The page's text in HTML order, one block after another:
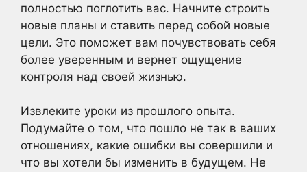
полностью поглотить вас. Начните строить
новые планы и ставить перед собой новые
цели. Это поможет вам почувствовать себя
более уверенным и вернет ощущение
контроля над своей жизнью.
Извлеките уроки из прошлого опыта.
Подумайте о том, что пошло не так в ваших
отношениях, какие ошибки вы совершили и
что вы хотели бы изменить в будущем. Не